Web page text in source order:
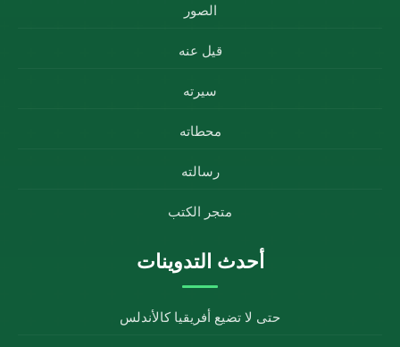
الصور
قيل عنه
سيرته
محطاته
رسالته
متجر الكتب
أحدث التدوينات
حتى لا تضيع أفريقيا كالأندلس